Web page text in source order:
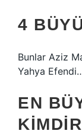
4
Bunlar Aziz
Yahya
EN